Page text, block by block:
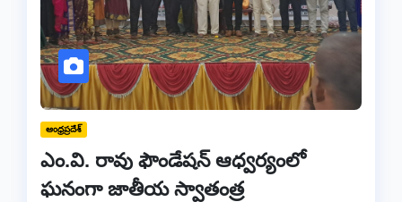
ఆంధ్రప్రదేశ్
ఎం.వి. రావు ఫౌండేషన్ ఆధ్వర్యంలో
ఘనంగా జాతీయ స్వాతంత్ర